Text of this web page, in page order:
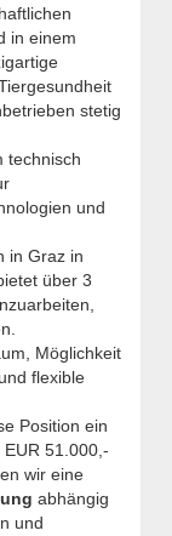
in einem
stetig
technisch
und
in Graz in
über 3
Möglichkeit
flexible
Position ein
51.000,-
wir eine
abhängig
und